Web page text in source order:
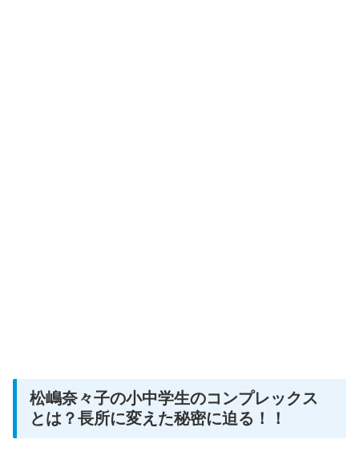
松嶋奈々子の小中学生のコンプレックス
とは？長所に変えた秘密に迫る！！